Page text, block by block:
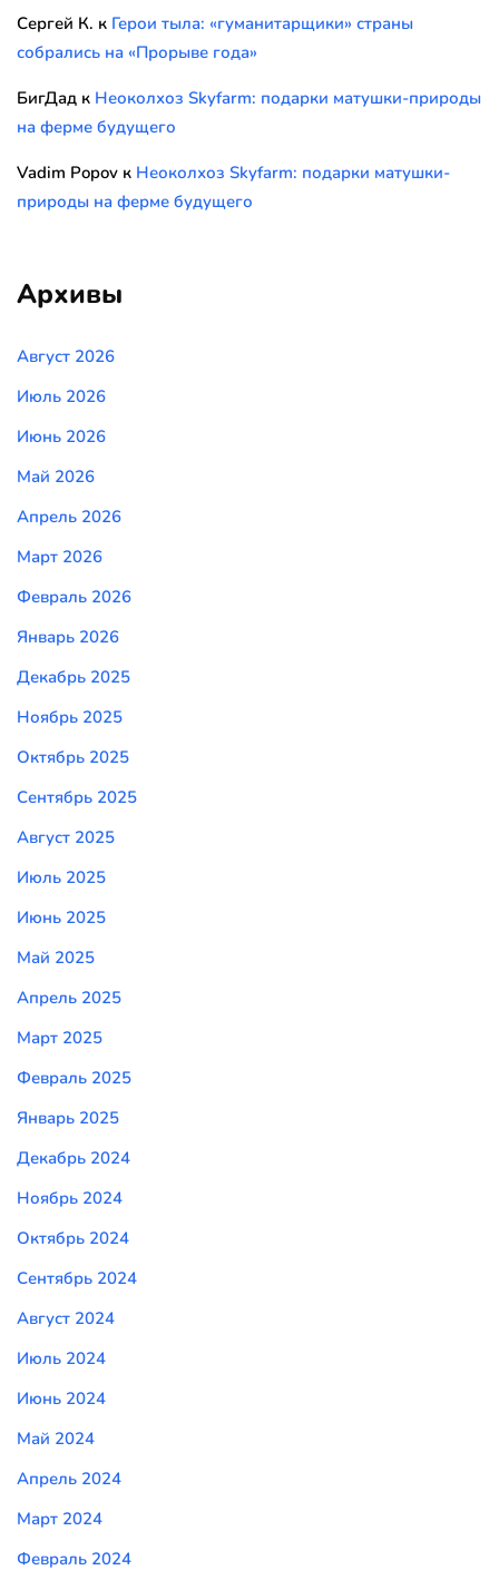
Сергей К. к Герои тыла: «гуманитарщики» страны
собрались на «Прорыве года»
БигДад к Неоколхоз Skyfarm: подарки матушки-природы
на ферме будущего
Vadim Popov к Неоколхоз Skyfarm: подарки матушки-
природы на ферме будущего
Архивы
Август 2026
Июль 2026
Июнь 2026
Май 2026
Апрель 2026
Март 2026
Февраль 2026
Январь 2026
Декабрь 2025
Ноябрь 2025
Октябрь 2025
Сентябрь 2025
Август 2025
Июль 2025
Июнь 2025
Май 2025
Апрель 2025
Март 2025
Февраль 2025
Январь 2025
Декабрь 2024
Ноябрь 2024
Октябрь 2024
Сентябрь 2024
Август 2024
Июль 2024
Июнь 2024
Май 2024
Апрель 2024
Март 2024
Февраль 2024